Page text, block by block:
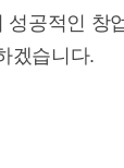
공적인 창
겠습니다.